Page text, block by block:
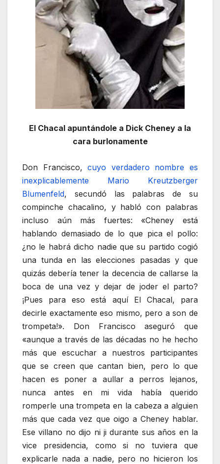
El Chacal apuntándole a Dick Cheney a la
cara burlonamente
Don Francisco,cuyo verdadero nombre es
inexplicablemente Mario Kreutzberger
Blumenfeld, secundó las palabras de su
compinche chacalino, y habló con palabras
incluso aún más fuertes: «Cheney está
hablando demasiado de lo que pica el pollo:
¿no le habrá dicho nadie que su partido cogió
una tunda en las elecciones pasadas y que
quizás debería tener la decencia de callarse la
boca de una vez y dejar de joder el parto?
¡Pues para eso está aquí El Chacal, para
decirle exactamente eso mismo, pero a son de
trompeta!». Don Francisco aseguró que
«aunque a través de las décadas no he hecho
más que escuchar a nuestros participantes
que se creen que cantan bien, pero lo que
hacen es poner a aullar a perros lejanos,
nunca antes en mi vida había querido
romperle una trompeta en la cabeza a alguien
más que cada vez que oigo a Cheney hablar.
Ese villano no dijo ni ji durante sus años en la
vice presidencia, como si no tuviera que
explicarle nada a nadie, pero no hicieron los